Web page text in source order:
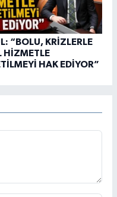
“BOLU, KRİZLERLE
HİZMETLE
HAK EDİYOR”